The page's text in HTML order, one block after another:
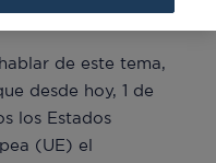
,Viajes
de este tema,
desde hoy, 1 de
los Estados
(UE) el